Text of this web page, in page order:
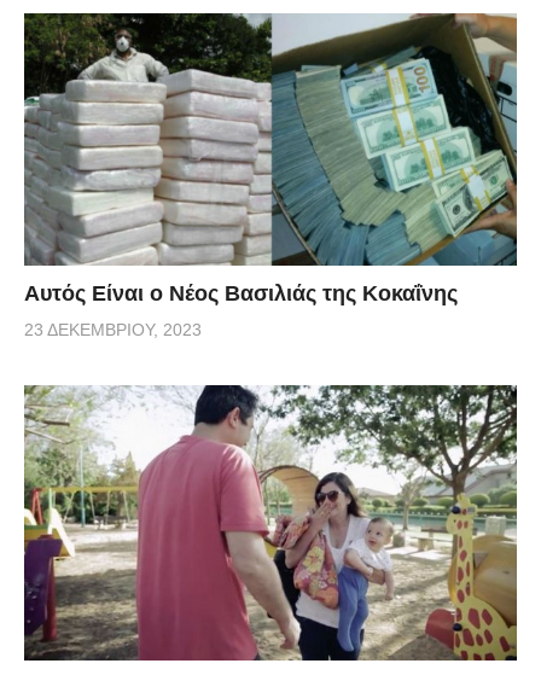
Αυτός Είναι ο Νέος Βασιλιάς της Κοκαΐνης
23 ΔΕΚΕΜΒΡΊΟΥ, 2023